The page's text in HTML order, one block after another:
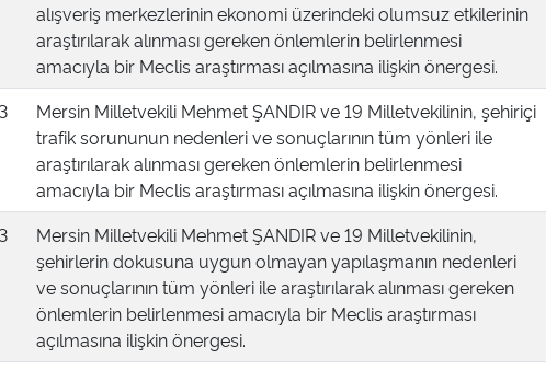
alışveriş merkezlerinin ekonomi üzerindeki olumsuz etkilerinin
araştırılarak alınması gereken önlemlerin belirlenmesi
amacıyla bir Meclis araştırması açılmasına ilişkin önergesi.
Mersin Milletvekili Mehmet ŞANDIR ve 19 Milletvekilinin, şehiriçi
trafik sorununun nedenleri ve sonuçlarının tüm yönleri ile
araştırılarak alınması gereken önlemlerin belirlenmesi
amacıyla bir Meclis araştırması açılmasına ilişkin önergesi.
Mersin Milletvekili Mehmet ŞANDIR ve 19 Milletvekilinin,
şehirlerin dokusuna uygun olmayan yapılaşmanın nedenleri
ve sonuçlarının tüm yönleri ile araştırılarak alınması gereken
önlemlerin belirlenmesi amacıyla bir Meclis araştırması
açılmasına ilişkin önergesi.